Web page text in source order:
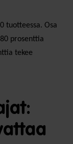
tuotteessa. Osa
prosenttia
tekee